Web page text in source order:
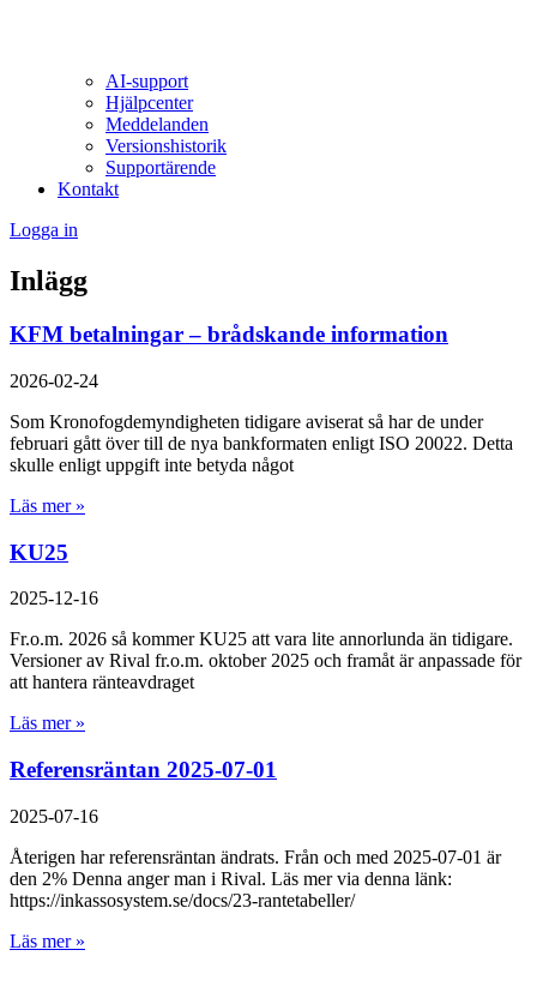
AI-support
Hjälpcenter
Meddelanden
Versionshistorik
Supportärende
Kontakt
Logga in
Inlägg
KFM betalningar – brådskande information
2026-02-24
Som Kronofogdemyndigheten tidigare aviserat så har de under
februari gått över till de nya bankformaten enligt ISO 20022. Detta
skulle enligt uppgift inte betyda något
Läs mer »
KU25
2025-12-16
Fr.o.m. 2026 så kommer KU25 att vara lite annorlunda än tidigare.
Versioner av Rival fr.o.m. oktober 2025 och framåt är anpassade för
att hantera ränteavdraget
Läs mer »
Referensräntan 2025-07-01
2025-07-16
Återigen har referensräntan ändrats. Från och med 2025-07-01 är
den 2% Denna anger man i Rival. Läs mer via denna länk:
https://inkassosystem.se/docs/23-rantetabeller/
Läs mer »